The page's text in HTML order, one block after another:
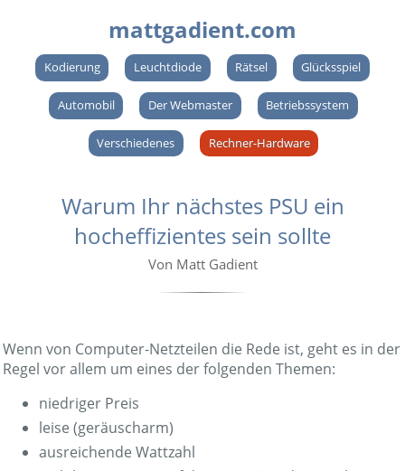
mattgadient.com
Kodierung Leuchtdiode Rätsel Glücksspiel
Automobil Der Webmaster Betriebssystem
Verschiedenes Rechner-Hardware
Warum Ihr nächstes PSU ein
hocheffizientes sein sollte
Von Matt Gadient
Wenn von Computer-Netzteilen die Rede ist, geht es in der
Regel vor allem um eines der folgenden Themen:
niedriger Preis
leise (geräuscharm)
ausreichende Wattzahl